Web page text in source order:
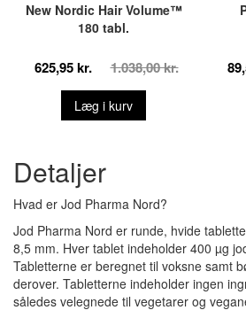
New Nordic Hair Volume™
180 tabl.
625,95 kr. 1.038,00 kr.
Læg i kurv
Detaljer
Hvad er Jod Pharma Nord?
Jod Pharma Nord er runde, hvide
8,5 mm. Hver tablet indeholder 400 µg
Tabletterne er beregnet til voksne samt
derover. Tabletterne indeholder ingen
således velegnede til vegetarer og